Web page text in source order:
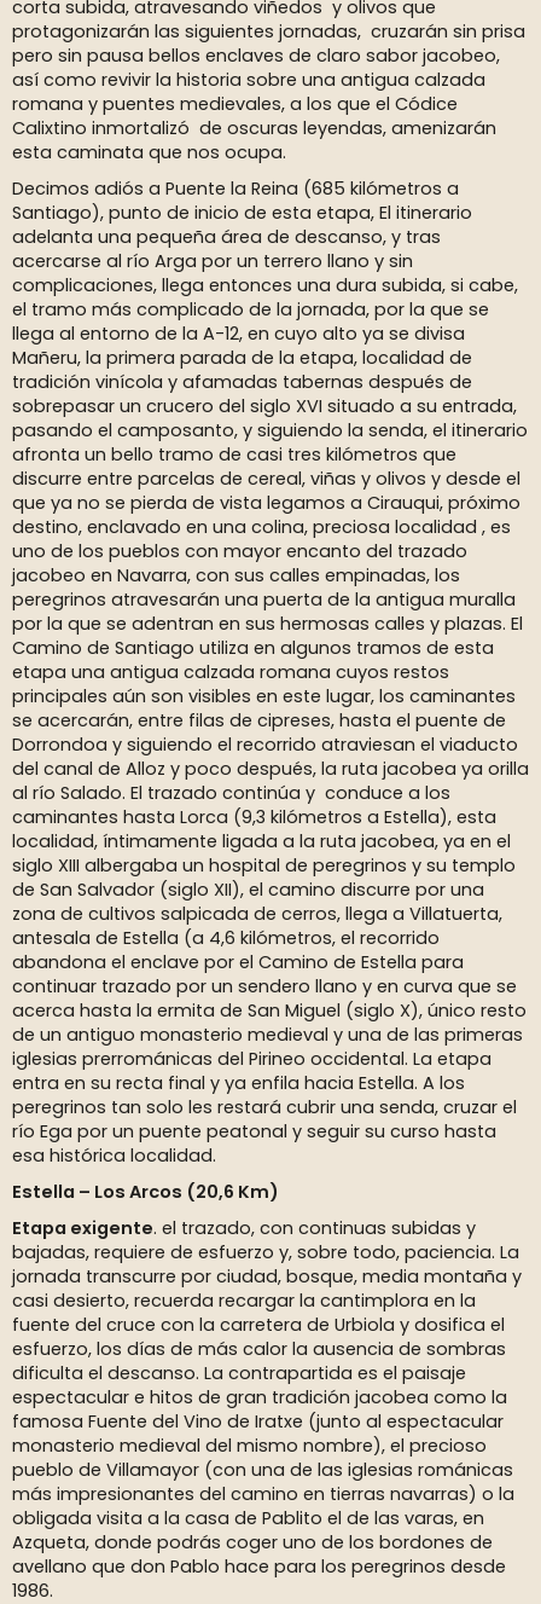
corta subida, atravesando viñedos y olivos que
protagonizarán las siguientes jornadas, cruzarán sin prisa
pero sin pausa bellos enclaves de claro sabor jacobeo,
así como revivir la historia sobre una antigua calzada
romana y puentes medievales, a los que el Códice
Calixtino inmortalizó de oscuras leyendas, amenizarán
esta caminata que nos ocupa.
Decimos adiós a Puente la Reina (685 kilómetros a
Santiago), punto de inicio de esta etapa, El itinerario
adelanta una pequeña área de descanso, y tras
acercarse al río Arga por un terrero llano y sin
complicaciones, llega entonces una dura subida, si cabe,
el tramo más complicado de la jornada, por la que se
llega al entorno de la A-12, en cuyo alto ya se divisa
Mañeru, la primera parada de la etapa, localidad de
tradición vinícola y afamadas tabernas después de
sobrepasar un crucero del siglo XVI situado a su entrada,
pasando el camposanto, y siguiendo la senda, el itinerario
afronta un bello tramo de casi tres kilómetros que
discurre entre parcelas de cereal, viñas y olivos y desde el
que ya no se pierda de vista legamos a Cirauqui, próximo
destino, enclavado en una colina, preciosa localidad , es
uno de los pueblos con mayor encanto del trazado
jacobeo en Navarra, con sus calles empinadas, los
peregrinos atravesarán una puerta de la antigua muralla
por la que se adentran en sus hermosas calles y plazas. El
Camino de Santiago utiliza en algunos tramos de esta
etapa una antigua calzada romana cuyos restos
principales aún son visibles en este lugar, los caminantes
se acercarán, entre filas de cipreses, hasta el puente de
Dorrondoa y siguiendo el recorrido atraviesan el viaducto
del canal de Alloz y poco después, la ruta jacobea ya orilla
al río Salado. El trazado continúa y conduce a los
caminantes hasta Lorca (9,3 kilómetros a Estella), esta
localidad, íntimamente ligada a la ruta jacobea, ya en el
siglo XIII albergaba un hospital de peregrinos y su templo
de San Salvador (siglo XII), el camino discurre por una
zona de cultivos salpicada de cerros, llega a Villatuerta,
antesala de Estella (a 4,6 kilómetros, el recorrido
abandona el enclave por el Camino de Estella para
continuar trazado por un sendero llano y en curva que se
acerca hasta la ermita de San Miguel (siglo X), único resto
de un antiguo monasterio medieval y una de las primeras
iglesias prerrománicas del Pirineo occidental. La etapa
entra en su recta final y ya enfila hacia Estella. A los
peregrinos tan solo les restará cubrir una senda, cruzar el
río Ega por un puente peatonal y seguir su curso hasta
esa histórica localidad.
Estella – Los Arcos (20,6 Km)
Etapa exigente. el trazado, con continuas subidas y
bajadas, requiere de esfuerzo y, sobre todo, paciencia. La
jornada transcurre por ciudad, bosque, media montaña y
casi desierto, recuerda recargar la cantimplora en la
fuente del cruce con la carretera de Urbiola y dosifica el
esfuerzo, los días de más calor la ausencia de sombras
dificulta el descanso. La contrapartida es el paisaje
espectacular e hitos de gran tradición jacobea como la
famosa Fuente del Vino de Iratxe (junto al espectacular
monasterio medieval del mismo nombre), el precioso
pueblo de Villamayor (con una de las iglesias románicas
más impresionantes del camino en tierras navarras) o la
obligada visita a la casa de Pablito el de las varas, en
Azqueta, donde podrás coger uno de los bordones de
avellano que don Pablo hace para los peregrinos desde
1986.